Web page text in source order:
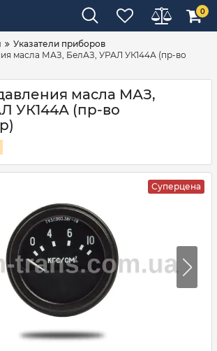
0
Указатели приборов
масла МАЗ, БелАЗ, УРАЛ УК144А (пр-во
масла МАЗ,
УК144А (пр-во
Суперцена